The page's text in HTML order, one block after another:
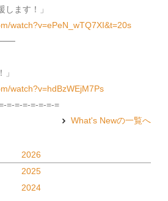
します！」
watch?v=ePeN_wTQ7XI&t=20s
」
watch?v=hdBzWEjM7Ps
=-=-=-=-=-=-=
What's Newの一覧へ
2026
2025
2024